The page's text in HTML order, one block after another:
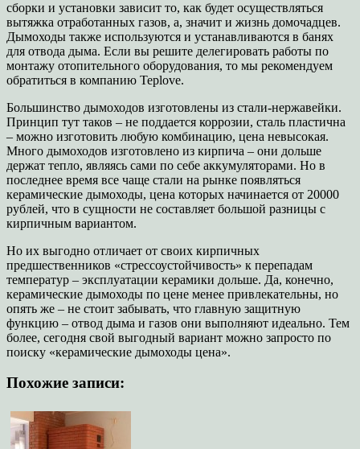
сборки и установки зависит то, как будет осуществляться
вытяжка отработанных газов, а, значит и жизнь домочадцев.
Дымоходы также используются и устанавливаются в банях
для отвода дыма. Если вы решите делегировать работы по
монтажу отопительного оборудования, то мы рекомендуем
обратиться в компанию Teplove.
Большинство дымоходов изготовлены из стали-нержавейки.
Принцип тут таков – не поддается коррозии, сталь пластична
– можно изготовить любую комбинацию, цена невысокая.
Много дымоходов изготовлено из кирпича – они дольше
держат тепло, являясь сами по себе аккумуляторами. Но в
последнее время все чаще стали на рынке появляться
керамические дымоходы, цена которых начинается от 20000
рублей, что в сущности не составляет большой разницы с
кирпичным вариантом.
Но их выгодно отличает от своих кирпичных
предшественников «стрессоустойчивость» к перепадам
температур – эксплуатации керамики дольше. Да, конечно,
керамические дымоходы по цене менее привлекательны, но
опять же – не стоит забывать, что главную защитную
функцию – отвод дыма и газов они выполняют идеально. Тем
более, сегодня свой выгодный вариант можно запросто по
поиску «керамические дымоходы цена».
Похожие записи: